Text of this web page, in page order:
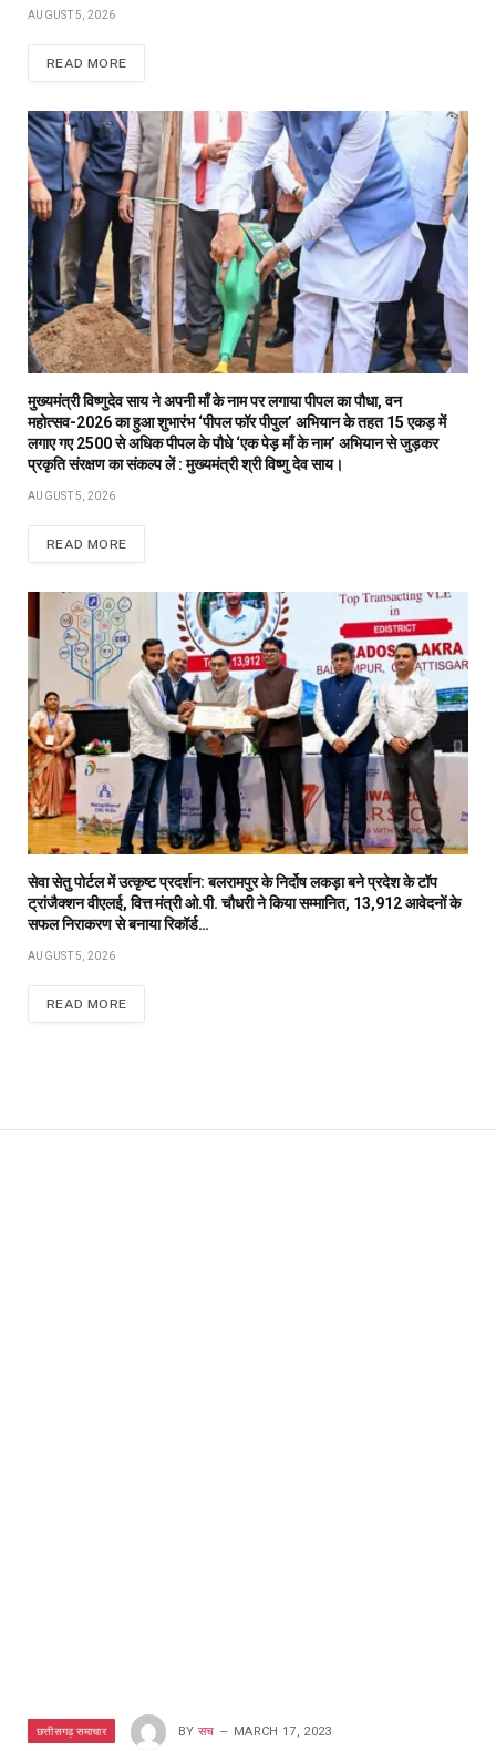
AUGUST 5, 2026
READ MORE
मुख्यमंत्री विष्णुदेव साय ने अपनी माँ के नाम पर लगाया पीपल का पौधा, वन
महोत्सव-2026 का हुआ शुभारंभ ‘पीपल फॉर पीपुल’ अभियान के तहत 15 एकड़ में
लगाए गए 2500 से अधिक पीपल के पौधे ‘एक पेड़ माँ के नाम’ अभियान से जुड़कर
प्रकृति संरक्षण का संकल्प लें : मुख्यमंत्री श्री विष्णु देव साय।
AUGUST 5, 2026
READ MORE
सेवा सेतु पोर्टल में उत्कृष्ट प्रदर्शन: बलरामपुर के निर्दोष लकड़ा बने प्रदेश के टॉप
ट्रांजैक्शन वीएलई, वित्त मंत्री ओ.पी. चौधरी ने किया सम्मानित, 13,912 आवेदनों के
सफल निराकरण से बनाया रिकॉर्ड…
AUGUST 5, 2026
READ MORE
छत्तीसगढ़ समाचार BY सच MARCH 17, 2023